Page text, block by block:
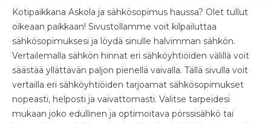
Kotipaikkana Askola ja sähkösopimus haussa? Olet tullut
oikeaan paikkaan! Sivustollamme voit kilpailuttaa
sähkösopimuksesi ja löydä sinulle halvimman sähkön.
Vertailemalla sähkön hinnat eri sähköyhtiöiden välillä voit
säästää yllättävän paljon pienellä vaivalla. Tällä sivulla voit
vertailla eri sähköyhtiöiden tarjoamat sähkösopimukset
nopeasti, helposti ja vaivattomasti. Valitse tarpeidesi
mukaan joko edullinen ja optimoitava pörssisähkö tai